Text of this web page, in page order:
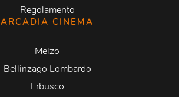
Regolamento
ARCADIA CINEMA
Melzo
Bellinzago Lombardo
Erbusco